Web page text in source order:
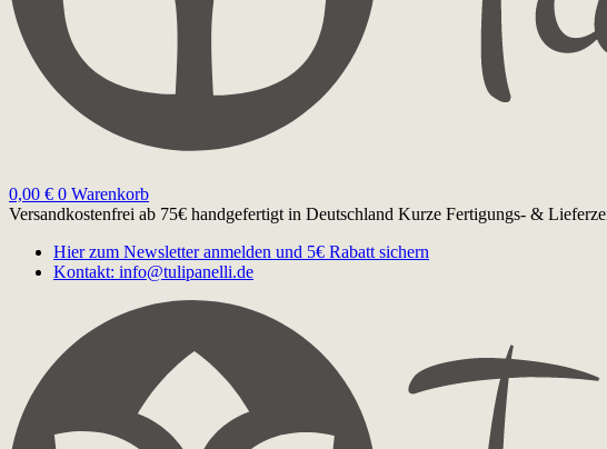
0,00 € 0 Warenkorb
Versandkostenfrei ab 75€ handgefertigt in Deutschland Kurze Fertigungs- &
Hier zum Newsletter anmelden und 5€ Rabatt sichern
Kontakt: info@tulipanelli.de